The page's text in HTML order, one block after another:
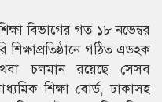
বিভাগের গত ১৮ নভেম্বর
শিক্ষাপ্রতিষ্ঠানে গঠিত এডহক
চলমান রয়েছে সেসব
শিক্ষা বোর্ড, ঢাকাসহ